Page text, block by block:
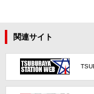
関連サイト